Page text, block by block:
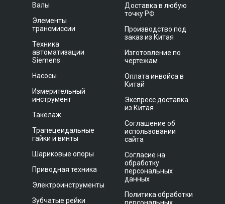
Валы
Элементы
трансмиссии
Техника
автоматизации
Siemens
Насосы
Измерительный
инструмент
Такелаж
Трапецеидальные
гайки и винты
Шариковые опоры
Приводная техника
Электроинструменты
Зубчатые рейки
Доставка в любую
точку РФ
Производство под
заказ из Китая
Изготовление по
чертежам
Оплата инвойса в
Китай
Экспресс доставка
из Китая
Соглашение об
использовании
сайта
Согласие на
обработку
персональных
данных
Политика обработки